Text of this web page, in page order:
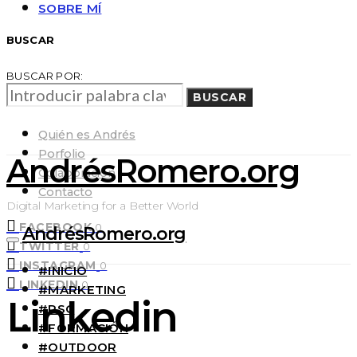
SOBRE MÍ
BUSCAR
BUSCAR POR:
BUSCAR
Quién es Andrés
Porfolio
Colaboración
Contacto
FACEBOOK 0
TWITTER 0
INSTAGRAM 0
LINKEDIN 0
AndrésRomero.org
Digital Marketing for a Better World
AndrésRomero.org
#INICIO
#MARKETING
#RSC
#FORMACIÓN
#OUTDOOR
Linkedin